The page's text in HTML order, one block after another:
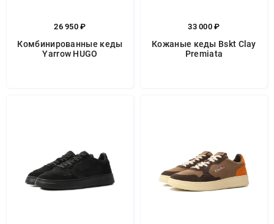
26 950 ₽
Комбинированные кеды
Yarrow HUGO
33 000 ₽
Кожаные кеды Bskt Clay
Premiata